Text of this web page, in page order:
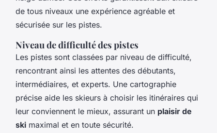
de tous niveaux une expérience agréable et
sécurisée sur les pistes.
Niveau de difficulté des pistes
Les pistes sont classées par niveau de difficulté,
rencontrant ainsi les attentes des débutants,
intermédiaires, et experts. Une cartographie
précise aide les skieurs à choisir les itinéraires qui
leur conviennent le mieux, assurant un plaisir de
ski maximal et en toute sécurité.